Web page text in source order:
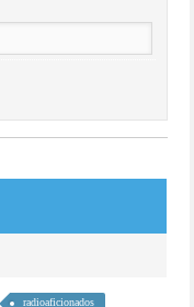
radioaficionados